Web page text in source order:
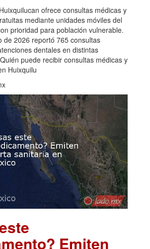
ofrece consultas médicas y
mediante unidades móviles del
prioridad para población vulnerable.
de 2026 reportó 765 consultas
dentales en distintas
puede recibir consultas médicas y
Huixquilu
Emiten